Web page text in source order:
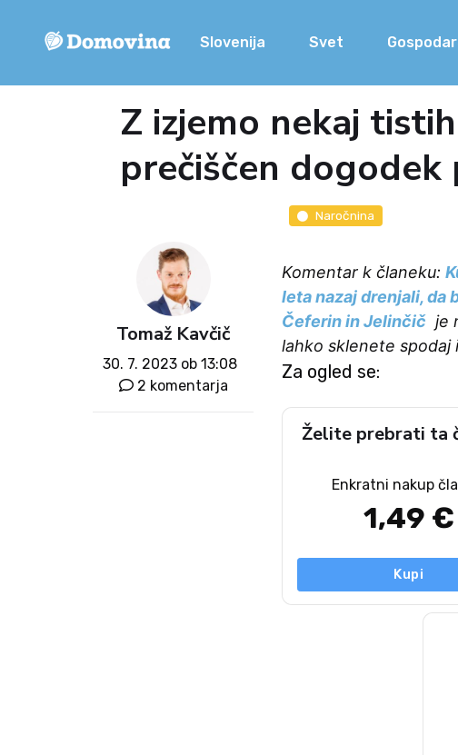
Slovenija Svet
Z izjemo nekaj
prečiščen
Tomaž Kavčič
30. 7. 2023 ob 13:08
2 komentarja
Naročnina
Komentar k članeku:
leta nazaj drenjali, da
Čeferin in Jelinčič je
lahko sklenete
Za ogled se:
Želite prebrati ta
Enkratni nakup
1,49 €
Kupi